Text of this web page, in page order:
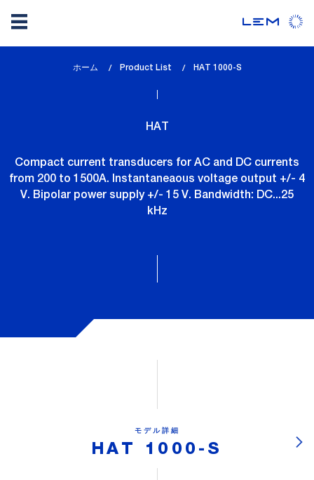
ツ
ホーム Product List
lem_current_page
HAT 1000-S
HAT
Compact current transducers for AC and DC currents
from 200 to 1500A. Instantaneaous voltage output +/- 4
V. Bipolar power supply +/- 15 V. Bandwidth: DC...25
kHz
モデル詳細
HAT 1000-S